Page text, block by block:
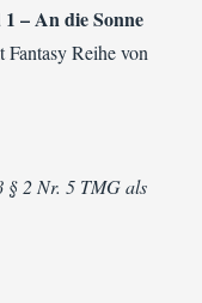
– An die Sonne
Reihe von
§ 2 Nr. 5 TMG als